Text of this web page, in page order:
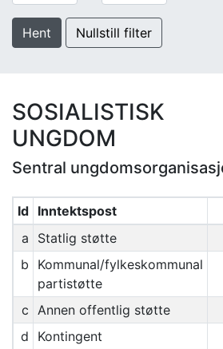
Hent Nullstill filter
SOSIALISTISK
UNGDOM
Sentral
Id Inntektspost
a
Statlig støtte
b
Kommunal/fylkeskommunal
partistøtte
c Annen offentlig støtte
d Kontingent